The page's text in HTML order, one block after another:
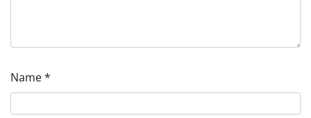
Name*